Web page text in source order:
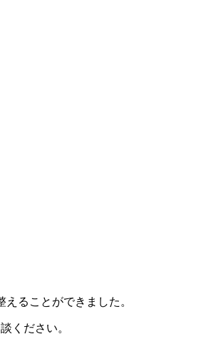
ることができました。
ください。